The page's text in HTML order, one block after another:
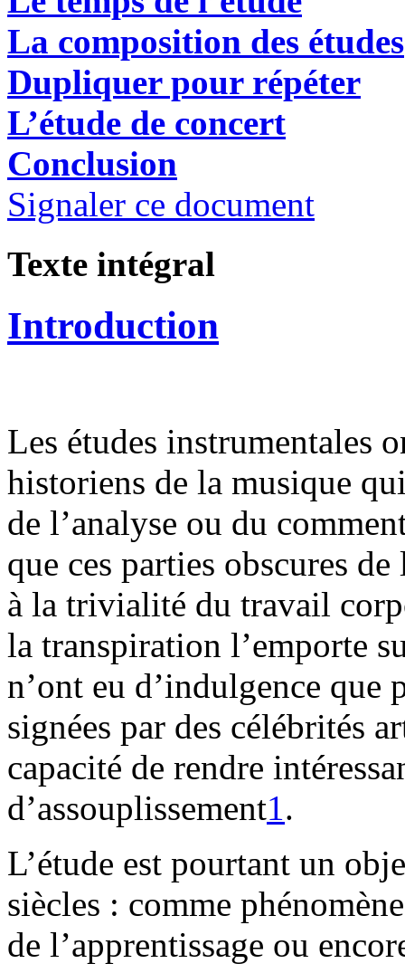
La composition des études
Dupliquer pour répéter
L’étude de concert
Conclusion
Signaler ce document
Texte intégral
Introduction
Les études instrumentales
historiens de la musique
de l’analyse ou du
que ces parties obscures
à la trivialité du travail
la transpiration l’emporte
n’ont eu d’indulgence
signées par des célébrités
capacité de rendre
d’assouplissement1.
L’étude est pourtant un
siècles : comme
de l’apprentissage ou